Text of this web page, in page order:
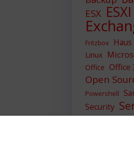
ESX ESXI
Fritzbox Haus
Linux
Office Office
Open
Powershell
Security
Sicherheit